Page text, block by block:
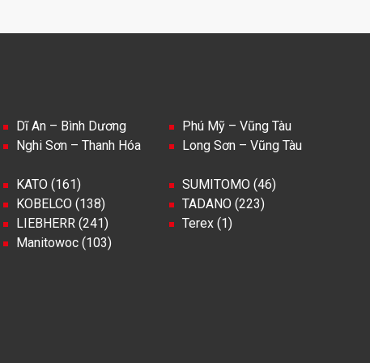
Dĩ An – Bình Dương
Nghi Sơn – Thanh Hóa
Phú Mỹ – Vũng Tàu
Long Sơn – Vũng Tàu
KATO (161)
KOBELCO (138)
LIEBHERR (241)
Manitowoc (103)
SUMITOMO (46)
TADANO (223)
Terex (1)